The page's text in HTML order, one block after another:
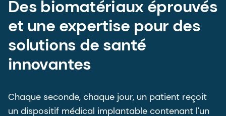
Des biomatériaux éprouvés
et une expertise pour des
solutions de santé
innovantes
Chaque seconde, chaque jour, un patient reçoit
un dispositif médical implantable contenant l'un